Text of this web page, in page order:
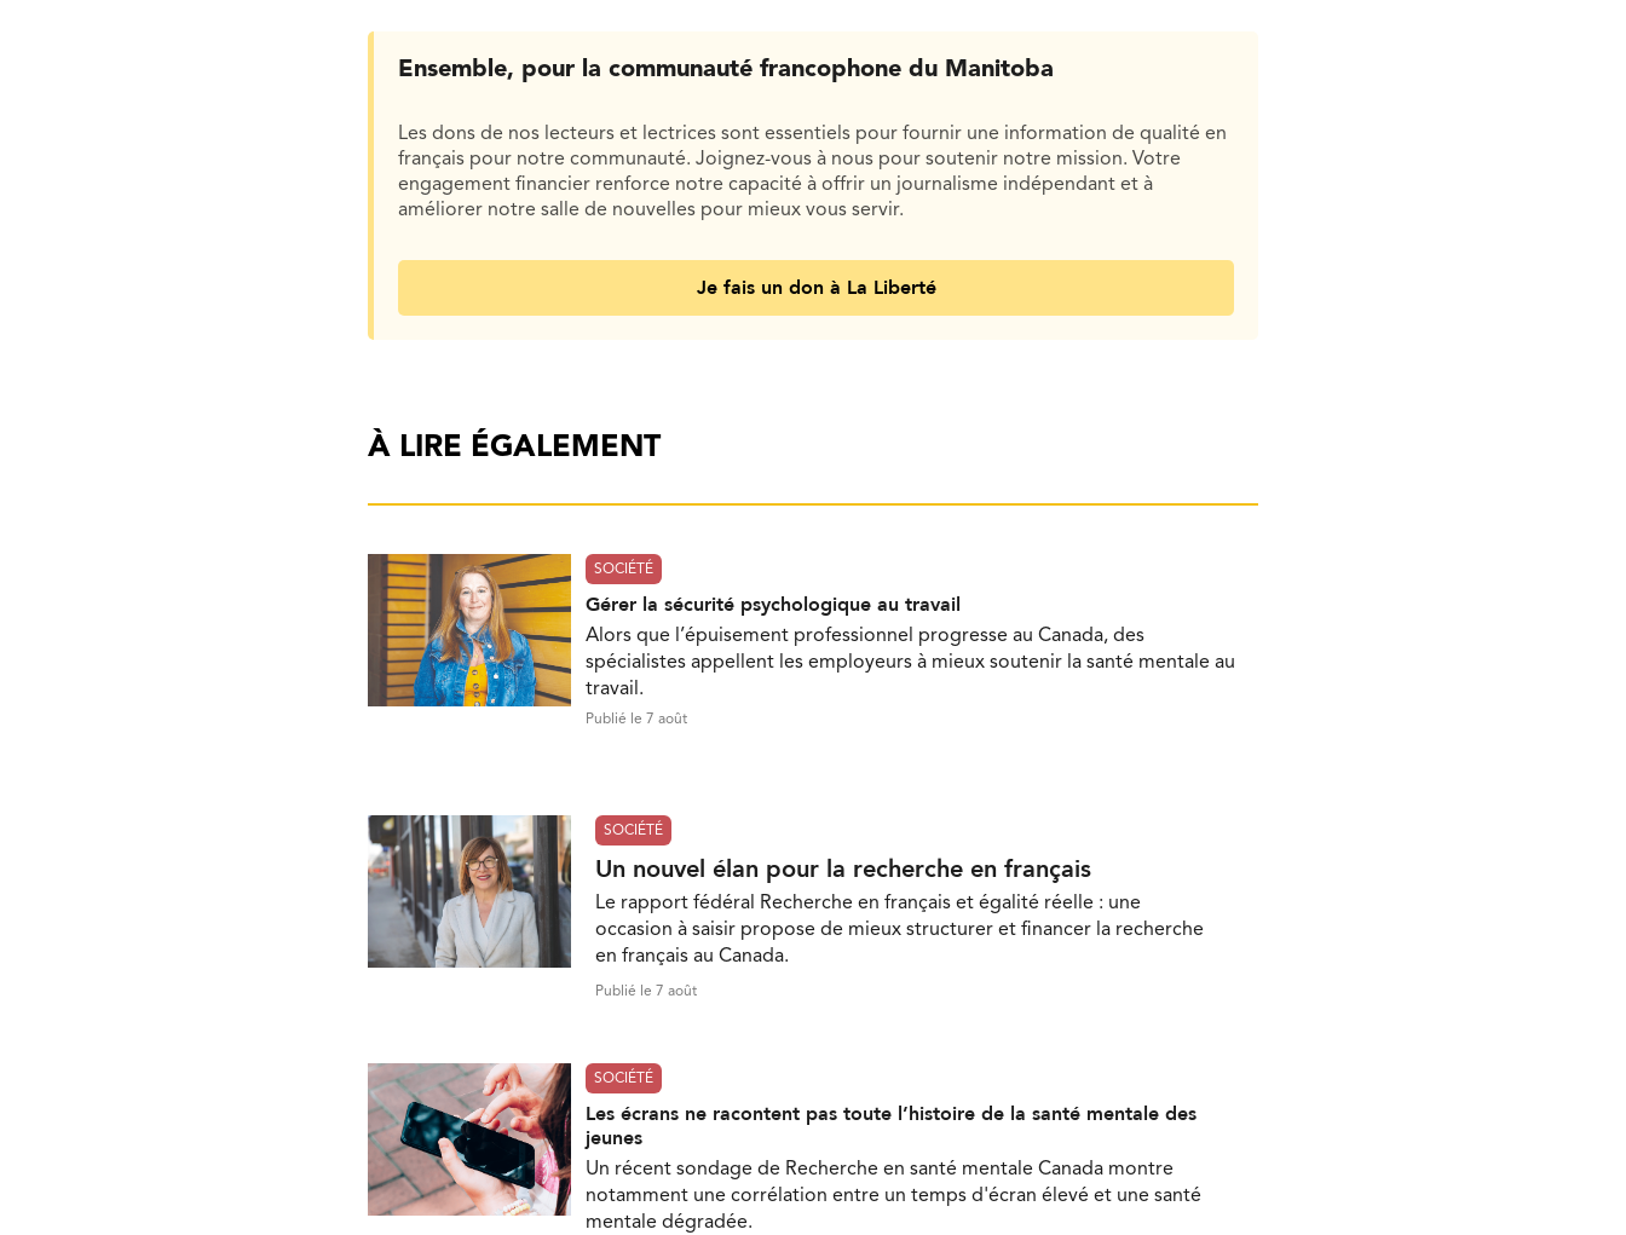
Ensemble, pour la communauté francophone du Manitoba
Les dons de nos lecteurs et lectrices sont essentiels pour fournir une information de qualité en
français pour notre communauté. Joignez-vous à nous pour soutenir notre mission. Votre
engagement financier renforce notre capacité à offrir un journalisme indépendant et à
améliorer notre salle de nouvelles pour mieux vous servir.
Je fais un don à La Liberté
À LIRE ÉGALEMENT
SOCIÉTÉ
Gérer la sécurité psychologique au travail
Alors que l’épuisement professionnel progresse au Canada, des
spécialistes appellent les employeurs à mieux soutenir la santé mentale au
travail.
Publié le 7 août
SOCIÉTÉ
Un nouvel élan pour la recherche en français
Le rapport fédéral Recherche en français et égalité réelle : une
occasion à saisir propose de mieux structurer et financer la recherche
en français au Canada.
Publié le 7 août
SOCIÉTÉ
Les écrans ne racontent pas toute l’histoire de la santé mentale des
jeunes
Un récent sondage de Recherche en santé mentale Canada montre
notamment une corrélation entre un temps d'écran élevé et une santé
mentale dégradée.